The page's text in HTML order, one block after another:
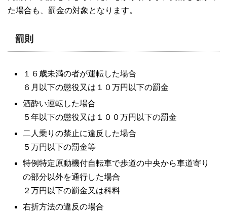
た場合も、罰金の対象となります。
罰則
１６歳未満の者が運転した場合
６月以下の懲役又は１０万円以下の罰金
酒酔い運転した場合
５年以下の懲役又は１００万円以下の罰金
二人乗りの禁止に違反した場合
５万円以下の罰金等
特例特定原動機付自転車で歩道の中央から車道寄り
の部分以外を通行した場合
２万円以下の罰金又は科料
右折方法の違反の場合